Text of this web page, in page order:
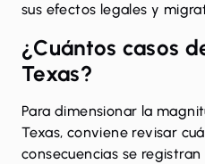
sus efectos legales y
¿Cuántos casos
Texas?
Para dimensionar la
Texas, conviene revisar
consecuencias se